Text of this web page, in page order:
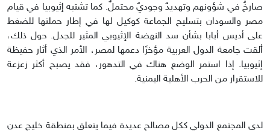
صارخٌ في شؤونهم وتهديدٌ وجوديٌ محتملٌ. كما تشتبه إثيوبيا في قيام
مصر والسودان بتسليح الجماعة كوكيل لها في إطار حملتها للضغط
على أديس أبابا بشأن سد النهضة الإثيوبي المثير للجدل. حول ذلك،
ألقت جامعة الدول العربية مؤخرًا دعمها لمصر، الأمر الذي أثار حفيظة
إثيوبيا. إذا استمر الوضع هناك في التدهور، فقد يصبح أكثر زعزعة
للاستقرار من الحرب الأهلية اليمنية.
لدى المجتمع الدولي ككل مصالح عديدة فيما يتعلق بمنطقة خليج عدن